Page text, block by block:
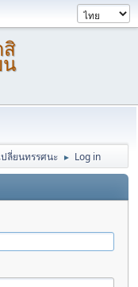
สิ
น
ลี่ยนทรรศนะ ► Log in